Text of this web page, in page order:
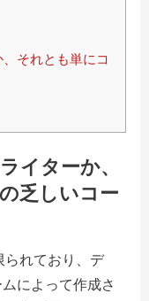
それとも単にコ
イターか、
乏しいコー
られており、デ
によって作成さ